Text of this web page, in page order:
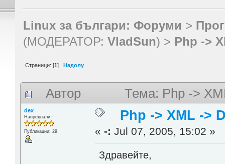
Linux за българи: Форуми >
(МОДЕРАТОР: VladSun) > Php ->
Страници: [1] Надолу
Автор Тема: Php ->
dex
Напреднали
Публикации: 29
Php -> XML ->
«-: Jul 07, 2005, 15:02 »
Здравейте,